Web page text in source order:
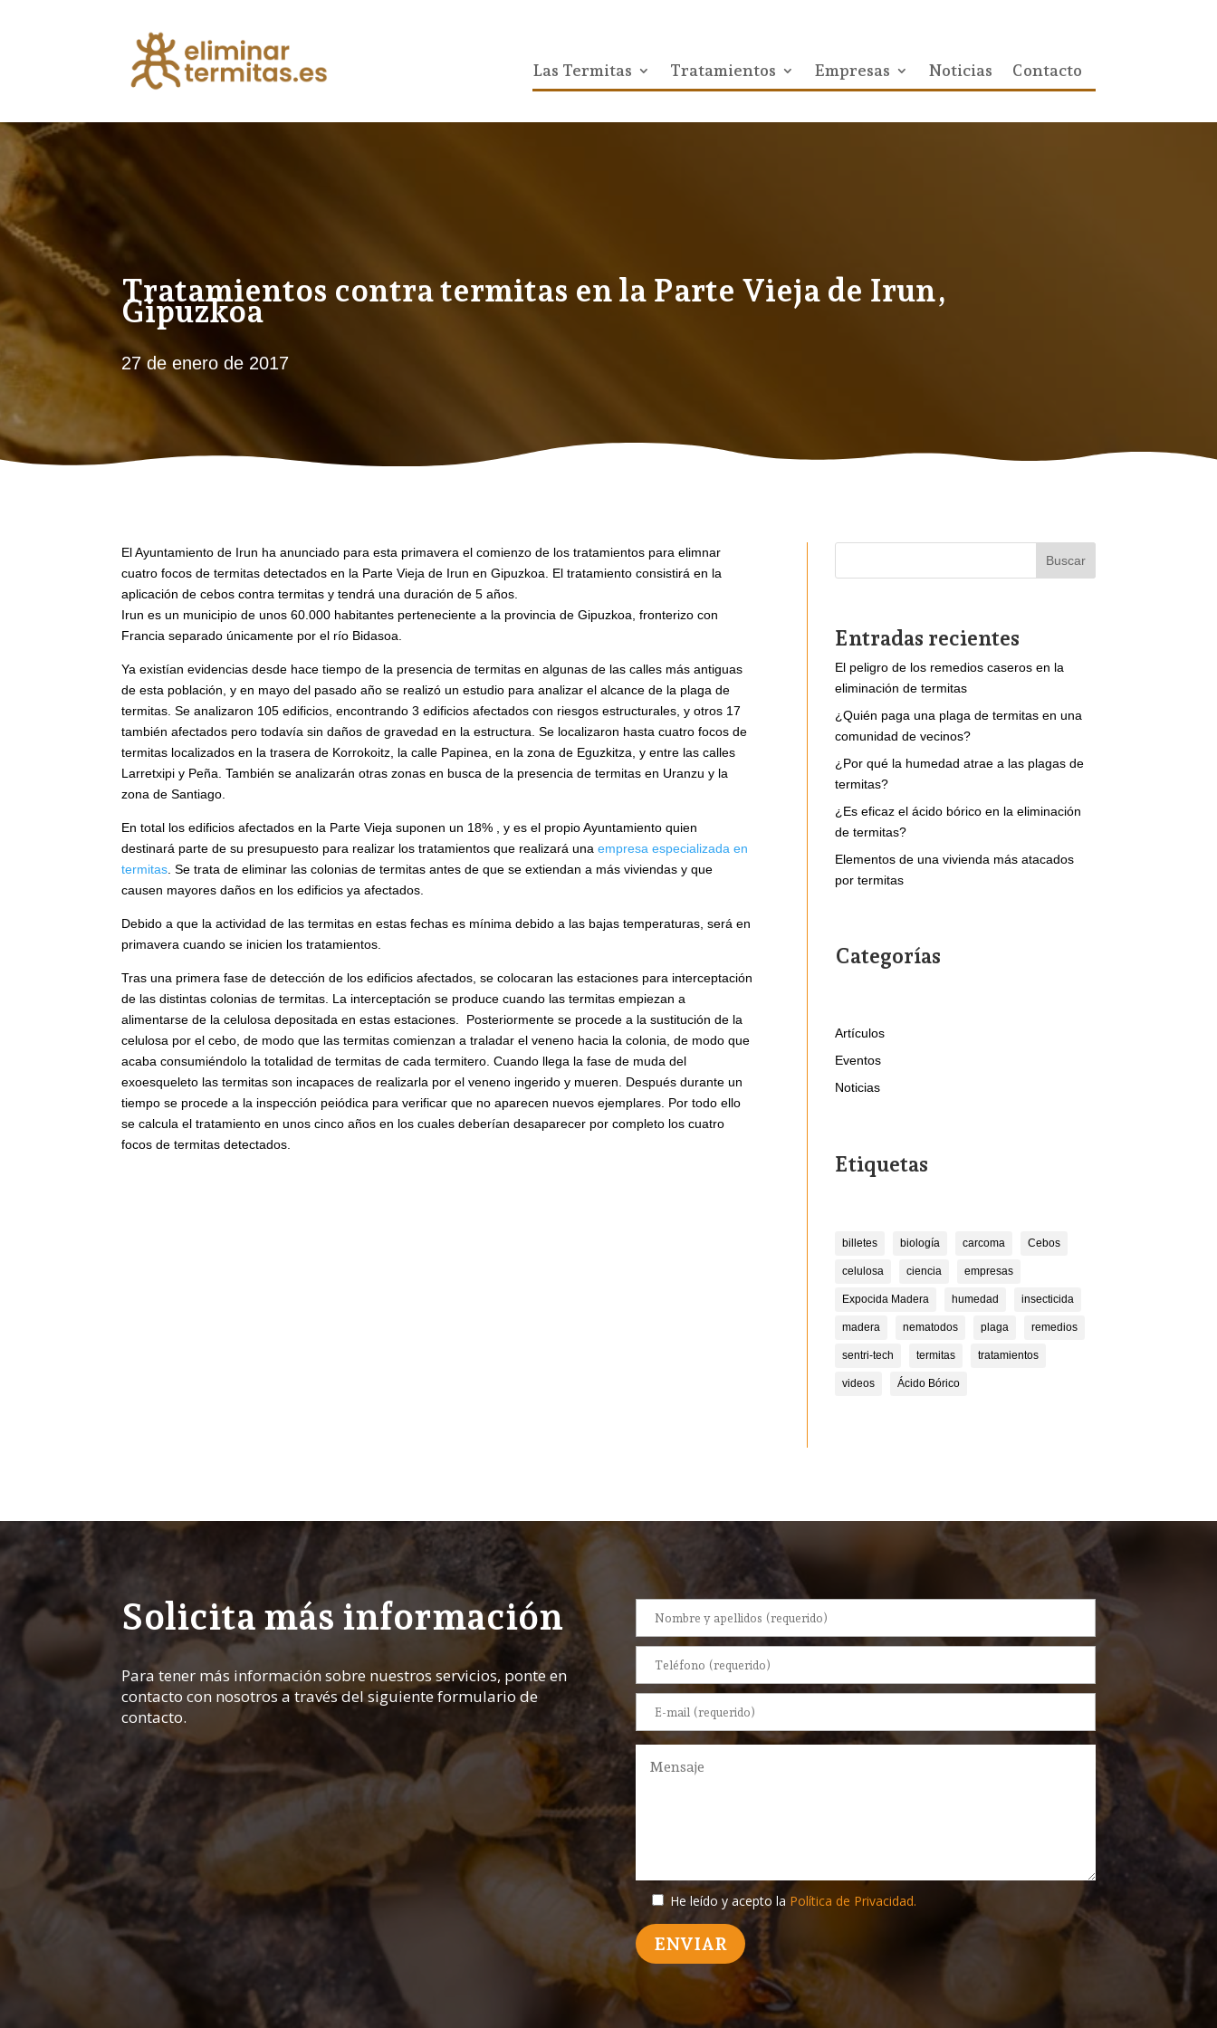
Las Termitas Tratamientos Empresas Noticias Contacto
Tratamientos contra termitas en la Parte Vieja de Irun,
Gipuzkoa
27 de enero de 2017
El Ayuntamiento de Irun ha anunciado para esta primavera el comienzo de los tratamientos para elimnar
cuatro focos de termitas detectados en la Parte Vieja de Irun en Gipuzkoa. El tratamiento consistirá en la
aplicación de cebos contra termitas y tendrá una duración de 5 años.
Irun es un municipio de unos 60.000 habitantes perteneciente a la provincia de Gipuzkoa, fronterizo con
Francia separado únicamente por el río Bidasoa.
Ya existían evidencias desde hace tiempo de la presencia de termitas en algunas de las calles más antiguas
de esta población, y en mayo del pasado año se realizó un estudio para analizar el alcance de la plaga de
termitas. Se analizaron 105 edificios, encontrando 3 edificios afectados con riesgos estructurales, y otros 17
también afectados pero todavía sin daños de gravedad en la estructura. Se localizaron hasta cuatro focos de
termitas localizados en la trasera de Korrokoitz, la calle Papinea, en la zona de Eguzkitza, y entre las calles
Larretxipi y Peña. También se analizarán otras zonas en busca de la presencia de termitas en Uranzu y la
zona de Santiago.
En total los edificios afectados en la Parte Vieja suponen un 18% , y es el propio Ayuntamiento quien
destinará parte de su presupuesto para realizar los tratamientos que realizará unaempresa especializada en
termitas . Se trata de eliminar las colonias de termitas antes de que se extiendan a más viviendas y que
causen mayores daños en los edificios ya afectados.
Debido a que la actividad de las termitas en estas fechas es mínima debido a las bajas temperaturas, será en
primavera cuando se inicien los tratamientos.
Tras una primera fase de detección de los edificios afectados, se colocaran las estaciones para interceptación
de las distintas colonias de termitas. La interceptación se produce cuando las termitas empiezan a
alimentarse de la celulosa depositada en estas estaciones. Posteriormente se procede a la sustitución de la
celulosa por el cebo, de modo que las termitas comienzan a traladar el veneno hacia la colonia, de modo que
acaba consumiéndolo la totalidad de termitas de cada termitero. Cuando llega la fase de muda del
exoesqueleto las termitas son incapaces de realizarla por el veneno ingerido y mueren. Después durante un
tiempo se procede a la inspección peiódica para verificar que no aparecen nuevos ejemplares. Por todo ello
se calcula el tratamiento en unos cinco años en los cuales deberían desaparecer por completo los cuatro
focos de termitas detectados.
Buscar
Entradas recientes
El peligro de los remedios caseros en la
eliminación de termitas
¿Quién paga una plaga de termitas en una
comunidad de vecinos?
¿Por qué la humedad atrae a las plagas de
termitas?
¿Es eficaz el ácido bórico en la eliminación
de termitas?
Elementos de una vivienda más atacados
por termitas
Categorías
Artículos
Eventos
Noticias
Etiquetas
billetes biología carcoma Cebos
celulosa ciencia empresas
Expocida Madera humedad insecticida
madera nematodos plaga remedios
sentri-tech termitas tratamientos
videos Ácido Bórico
Solicita más información
Para tener más información sobre nuestros servicios, ponte en
contacto con nosotros a través del siguiente formulario de
contacto.
He leído y acepto la Política de Privacidad.